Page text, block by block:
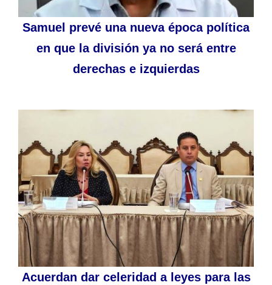
Samuel prevé una nueva época política
en que la división ya no será entre
derechas e izquierdas
Acuerdan dar celeridad a leyes para las